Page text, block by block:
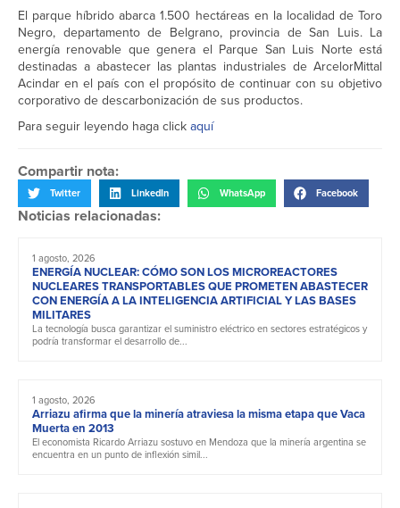
El parque híbrido abarca 1.500 hectáreas en la localidad de Toro
Negro, departamento de Belgrano, provincia de San Luis. La
energía renovable que genera el Parque San Luis Norte está
destinadas a abastecer las plantas industriales de ArcelorMittal
Acindar en el país con el propósito de continuar con su objetivo
corporativo de descarbonización de sus productos.
Para seguir leyendo haga click aquí
Compartir nota:
Twitter LinkedIn WhatsApp Facebook
Noticias relacionadas:
1 agosto, 2026
ENERGÍA NUCLEAR: CÓMO SON LOS MICROREACTORES
NUCLEARES TRANSPORTABLES QUE PROMETEN ABASTECER
CON ENERGÍA A LA INTELIGENCIA ARTIFICIAL Y LAS BASES
MILITARES
La tecnología busca garantizar el suministro eléctrico en sectores estratégicos y
podría transformar el desarrollo de...
1 agosto, 2026
Arriazu afirma que la minería atraviesa la misma etapa que Vaca
Muerta en 2013
El economista Ricardo Arriazu sostuvo en Mendoza que la minería argentina se
encuentra en un punto de inflexión simil...